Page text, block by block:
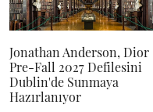
Jonathan Anderson, Dior
Pre-Fall 2027 Defilesini
Dublin'de Sunmaya
Hazırlanıyor